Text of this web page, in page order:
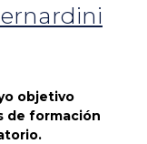
objetivo
de formación